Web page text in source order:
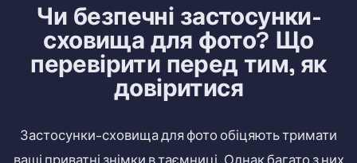
Чи безпечні застосунки-
сховища для фото? Що
перевірити перед тим, як
довіритися
Застосунки-сховища для фото обіцяють тримати
ваші приватні знімки в таємниці. Однак багато з них